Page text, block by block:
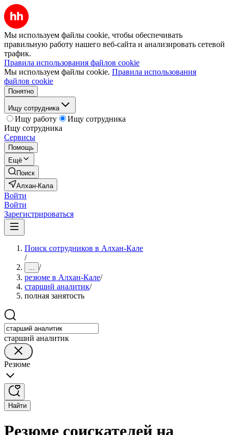
Мы используем файлы cookie, чтобы обеспечивать
правильную работу нашего веб-сайта и анализировать сетевой
трафик.
Правила использования файлов cookie
Мы используем файлы cookie. Правила использования
файлов cookie
Понятно
Ищу сотрудника
Ищу работу
Ищу сотрудника
Ищу сотрудника
Сервисы
Помощь
Ещё
Поиск
Алхан-Кала
Войти
Войти
Зарегистрироваться
Поиск сотрудников в Алхан-Кале
/
... /
резюме в Алхан-Кале/
старший аналитик/
полная занятость
старший аналитик
Резюме
Найти
Резюме соискателей на